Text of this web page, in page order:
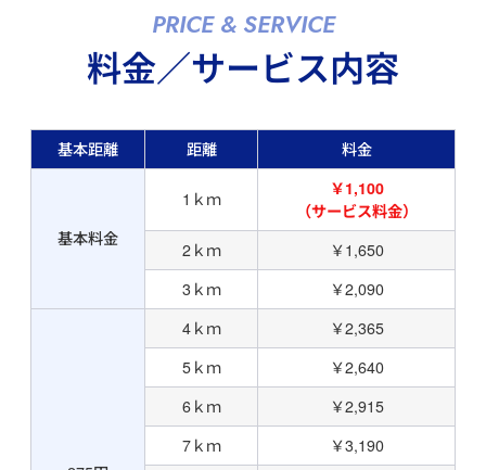
PRICE & SERVICE
料金／サービス内容
基本距離 距離 料金
基本料金
1ｋｍ
￥1,100
（サービス料金）
2ｋｍ
￥1,650
3ｋｍ
￥2,090
4ｋｍ
￥2,365
5ｋｍ
￥2,640
6ｋｍ
￥2,915
7ｋｍ
￥3,190